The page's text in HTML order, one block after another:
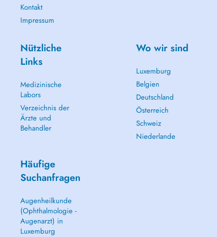
Kontakt
Impressum
Nützliche
Links
Medizinische
Labors
Verzeichnis der
Ärzte und
Behandler
Wo wir sind
Luxemburg
Belgien
Deutschland
Österreich
Schweiz
Niederlande
Häufige
Suchanfragen
Augenheilkunde
(Ophthalmologie -
Augenarzt) in
Luxemburg